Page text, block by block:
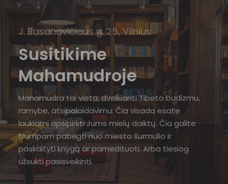
J. Basanavičiaus g. 25, Vilnius
Susitikime
Mahamudroje
Mahamudra tai vieta, dvelkianti Tibeto budizmu,
ramybe, atsipalaidavimu. Čia visada esate
laukiami apsipirkti Jums mielų daiktų. Čia galite
trumpam pabėgti nuo miesto šurmulio ir
paskaityti knygą ar pamedituoti. Arba tiesiog
užsukti pasisveikinti.